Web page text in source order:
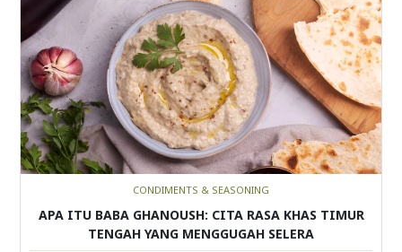
CONDIMENTS & SEASONING
APA ITU BABA GHANOUSH: CITA RASA KHAS TIMUR
TENGAH YANG MENGGUGAH SELERA